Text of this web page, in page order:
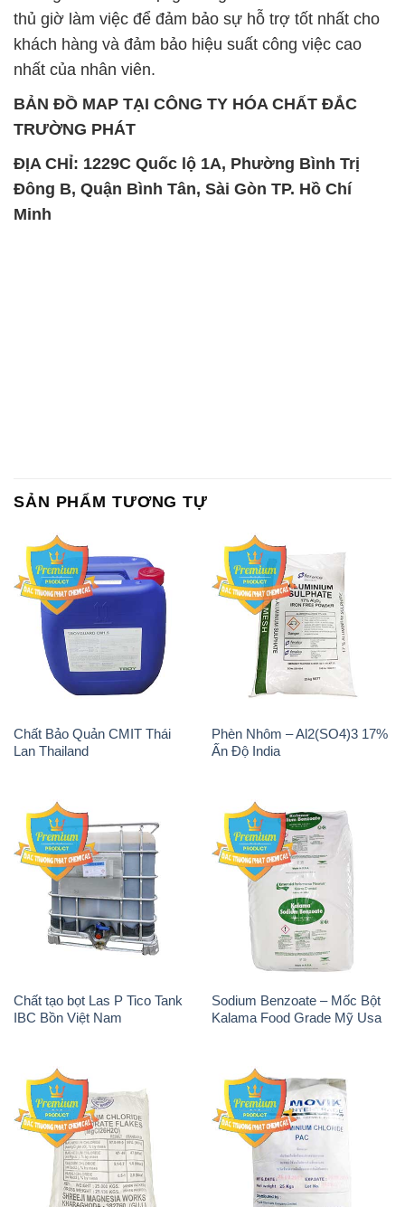
thủ giờ làm việc để đảm bảo sự hỗ trợ tốt nhất cho
khách hàng và đảm bảo hiệu suất công việc cao
nhất của nhân viên.
BẢN ĐỒ MAP TẠI CÔNG TY HÓA CHẤT ĐẮC
TRƯỜNG PHÁT
ĐỊA CHỈ: 1229C Quốc lộ 1A, Phường Bình Trị
Đông B, Quận Bình Tân, Sài Gòn TP. Hồ Chí
Minh
SẢN PHẨM TƯƠNG TỰ
Chất Bảo Quản CMIT Thái
Lan Thailand
Phèn Nhôm – Al2(SO4)3 17%
Ấn Độ India
Chất tạo bọt Las P Tico Tank
IBC Bồn Việt Nam
Sodium Benzoate – Mốc Bột
Kalama Food Grade Mỹ Usa